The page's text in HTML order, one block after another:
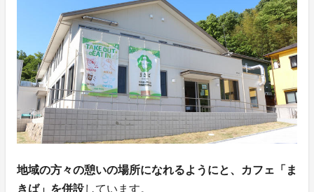
地域の方々の憩いの場所になれるようにと、カフェ「ま
きば」を併設しています。